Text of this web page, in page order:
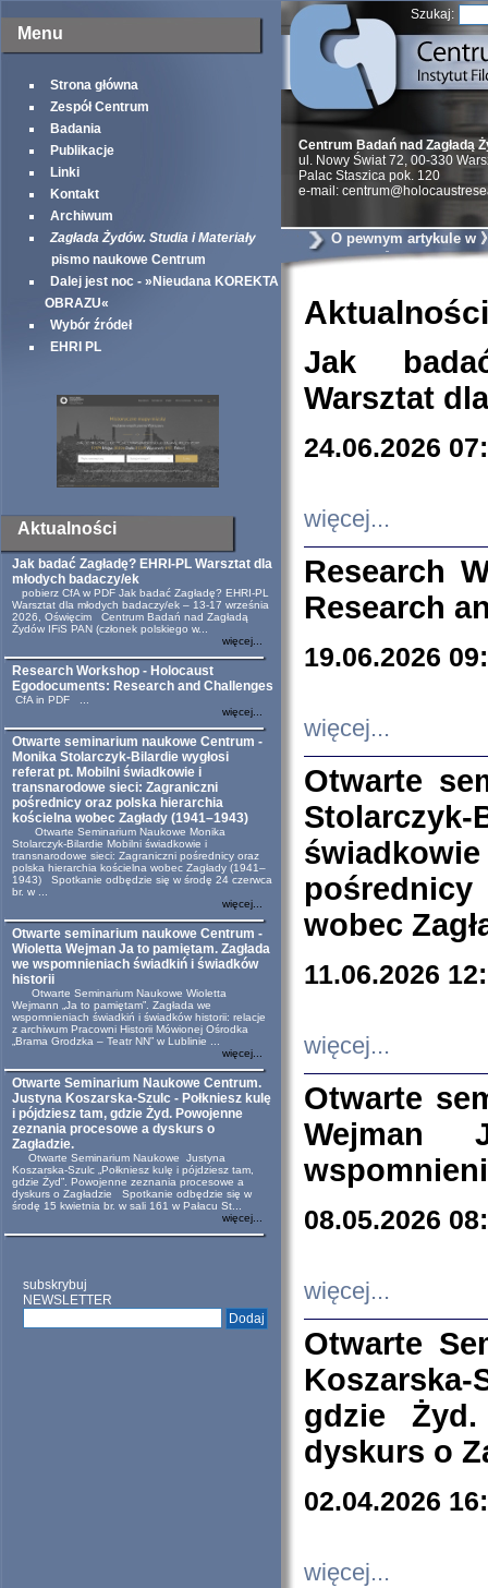
Menu
Strona główna
Zespół Centrum
Badania
Publikacje
Linki
Kontakt
Archiwum
Zagłada Żydów. Studia i Materiały
pismo naukowe Centrum
Dalej jest noc - »Nieudana KOREKTA
OBRAZU«
Wybór źródeł
EHRI PL
Aktualności
Jak badać Zagładę? EHRI-PL Warsztat dla
młodych badaczy/ek
pobierz CfA w PDF Jak badać Zagładę? EHRI-PL
Warsztat dla młodych badaczy/ek – 13-17 września
2026, Oświęcim Centrum Badań nad Zagładą
Żydów IFiS PAN (członek polskiego w...
więcej...
Research Workshop - Holocaust
Egodocuments: Research and Challenges
CfA in PDF ...
więcej...
Otwarte seminarium naukowe Centrum -
Monika Stolarczyk-Bilardie wygłosi
referat pt. Mobilni świadkowie i
transnarodowe sieci: Zagraniczni
pośrednicy oraz polska hierarchia
kościelna wobec Zagłady (1941–1943)
Otwarte Seminarium Naukowe Monika
Stolarczyk-Bilardie Mobilni świadkowie i
transnarodowe sieci: Zagraniczni pośrednicy oraz
polska hierarchia kościelna wobec Zagłady (1941–
1943) Spotkanie odbędzie się w środę 24 czerwca
br. w ...
więcej...
Otwarte seminarium naukowe Centrum -
Wioletta Wejman Ja to pamiętam. Zagłada
we wspomnieniach świadkiń i świadków
historii
Otwarte Seminarium Naukowe Wioletta
Wejmann „Ja to pamiętam”. Zagłada we
wspomnieniach świadkiń i świadków historii: relacje
z archiwum Pracowni Historii Mówionej Ośrodka
„Brama Grodzka – Teatr NN” w Lublinie ...
więcej...
Otwarte Seminarium Naukowe Centrum.
Justyna Koszarska-Szulc - Połkniesz kulę
i pójdziesz tam, gdzie Żyd. Powojenne
zeznania procesowe a dyskurs o
Zagładzie.
Otwarte Seminarium Naukowe Justyna
Koszarska-Szulc „Połkniesz kulę i pójdziesz tam,
gdzie Żyd”. Powojenne zeznania procesowe a
dyskurs o Zagładzie Spotkanie odbędzie się w
środę 15 kwietnia br. w sali 161 w Pałacu St...
więcej...
subskrybuj
NEWSLETTER
Szukaj:
Centrum Badań nad Zagładą
ul. Nowy Świat 72, 00-330
Palac Staszica pok. 120
e-mail:
O pewnym artykule w
Yorker《
Aktualności
Jak
Warsztat
24.06.2026
więcej...
Research
Research
19.06.2026
więcej...
Otwarte
wobec
11.06.2026
więcej...
Otwarte
Wejman
08.05.2026
więcej...
Otwarte
Koszarska-
gdzie
dyskurs o
02.04.2026
więcej...